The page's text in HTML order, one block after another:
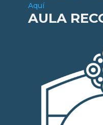
Aquí
AULA